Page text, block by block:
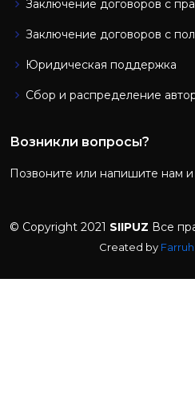
Заключение договоров с
Заключение договоров с
Юридическая поддержка
Сбор и распределение
Возникли вопросы?
Позвоните или напишите нам
© Copyright 2021 SIIPUZ Все
Created by